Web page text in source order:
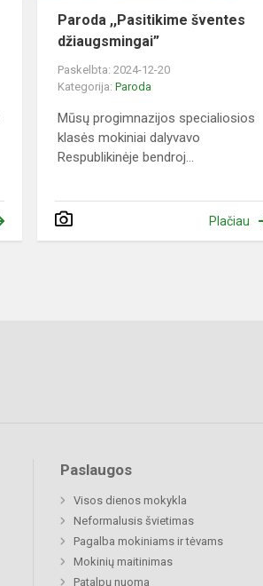
Paroda ,,Pasitikime šventes
džiaugsmingai”
Paskelbta: 2024-12-20
Kategorija:Paroda
Mūsų progimnazijos specialiosios
klasės mokiniai dalyvavo
Respublikinėje bendroj...
Plačiau
Paslaugos
Visos dienos mokykla
Neformalusis švietimas
Pagalba mokiniams ir tėvams
Mokinių maitinimas
Patalpų nuoma